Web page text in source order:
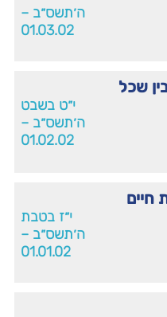
ה׳תשס״ב –
01.03.02
שכל
י״ט בשבט
ה׳תשס״ב –
01.02.02
חיים
י״ז בטבת
ה׳תשס״ב –
01.01.02